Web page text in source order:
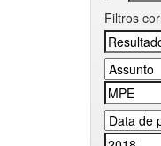
Filtros